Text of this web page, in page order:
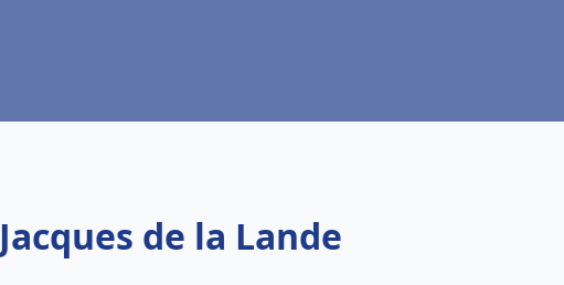
de la Lande